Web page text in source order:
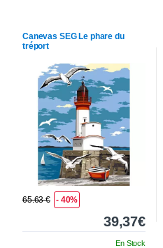
Canevas SEGLe phare du
tréport
65.63 € - 40%
39,37€
En Stock